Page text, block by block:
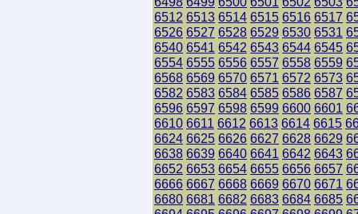
6512 6513 6514 6515 6516 6517
6526 6527 6528 6529 6530 6531
6540 6541 6542 6543 6544 6545
6554 6555 6556 6557 6558 6559
6568 6569 6570 6571 6572 6573
6582 6583 6584 6585 6586 6587
6596 6597 6598 6599 6600 6601
6610 6611 6612 6613 6614 6615
6624 6625 6626 6627 6628 6629
6638 6639 6640 6641 6642 6643
6652 6653 6654 6655 6656 6657
6666 6667 6668 6669 6670 6671
6680 6681 6682 6683 6684 6685